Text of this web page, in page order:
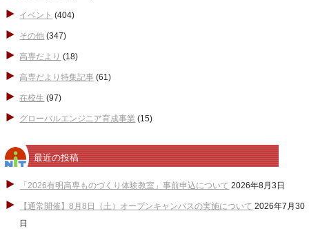
イベント (404)
その他 (347)
高専だより (18)
高専だより特集記事 (61)
在校生 (97)
グローバルエンジニア育成事業 (15)
最近の投稿
「2026有明高専ものづくり体験教室」事前申込について 2026年8月3日
【通常開催】8月8日（土）オープンキャンパスの実施について 2026年7月30
日